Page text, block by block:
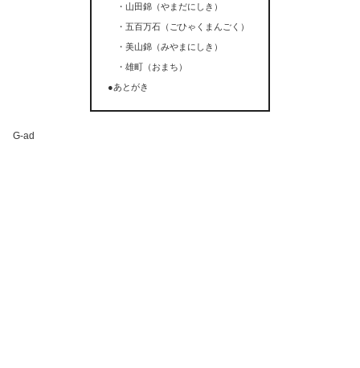
・山田錦（やまだにしき）
・五百万石（ごひゃくまんごく）
・美山錦（みやまにしき）
・雄町（おまち）
●あとがき
G-ad